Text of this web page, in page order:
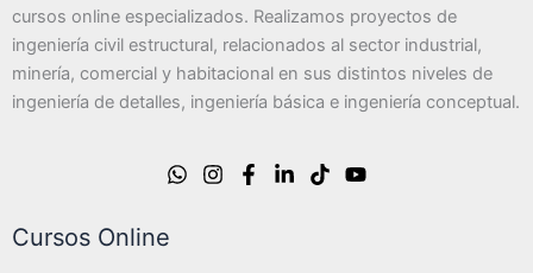
cursos online especializados. Realizamos proyectos de
ingeniería civil estructural, relacionados al sector industrial,
minería, comercial y habitacional en sus distintos niveles de
ingeniería de detalles, ingeniería básica e ingeniería conceptual.
Cursos Online